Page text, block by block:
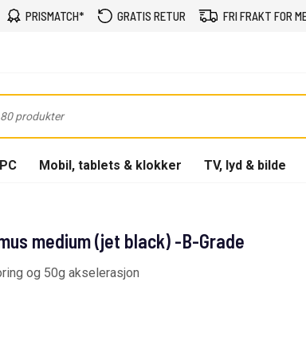
PRISMATCH* GRATIS RETUR FRI FRAKT FOR
Mobil, tablets & klokker TV, lyd & bilde
medium (jet black) -B-Grade
og 50g akselerasjon